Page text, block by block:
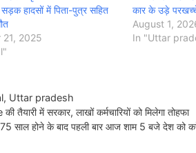
हादसों में पिता-पुत्र सहित
2025
कार के उड़े
August 1,
In "Uttar
, Uttar pradesh
तैयारी में सरकार, लाखों कर्मचारियों को मिलेगा तोहफा
75 साल होने के बाद पहली बार आज शाम 5 बजे देश को